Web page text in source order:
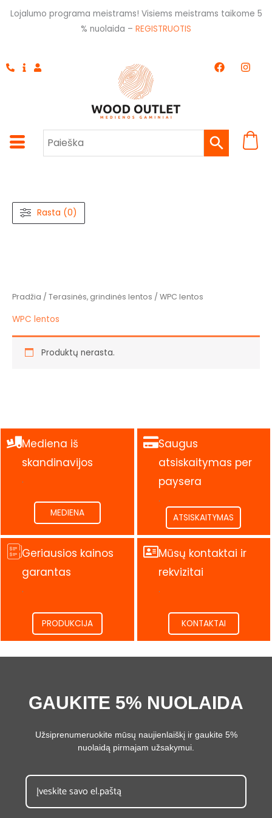
Pereiti
Lojalumo programa meistrams! Visiems meistrams taikome 5
% nuolaida – REGISTRUOTIS
F
a
k
I
n
a
m
Rasta (0)
Pradžia / Terasinės, grindinės lentos / WPC lentos
WPC lentos
Produktų nerasta.
Mediena iš
skandinavijos
.
MEDIENA
Saugus
atsiskaitymas per
paysera
.
ATSISKAITYMAS
Geriausios kainos
garantas
.
PRODUKCIJA
Mūsų kontaktai ir
rekvizitai
.
KONTAKTAI
GAUKITE 5% NUOLAIDA
Užsiprenumeruokite mūsų naujienlaiškį ir gaukite 5%
nuolaidą pirmajam užsakymui.